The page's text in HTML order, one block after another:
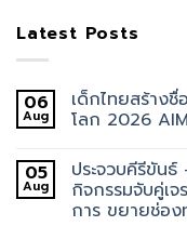
Latest Posts
06
Aug
เด็กไทยสร้าง
โลก 2026
05
Aug
ประจวบคีรีขัน
กิจกรรมจับคู่เ
การ ขยายช่อง